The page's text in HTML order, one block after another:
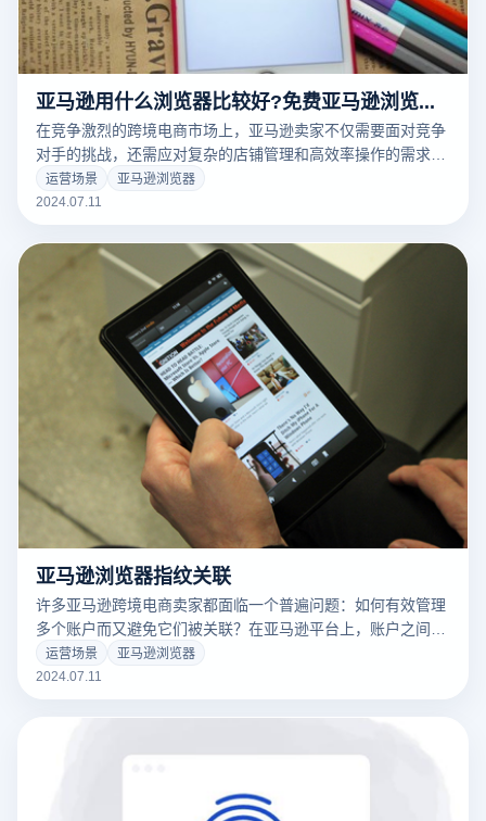
亚马逊用什么浏览器比较好?免费亚马逊浏览器推荐
在竞争激烈的跨境电商市场上，亚马逊卖家不仅需要面对竞争
对手的挑战，还需应对复杂的店铺管理和高效率操作的需求。
传统亚马逊浏览器常常无法满足多账户管理和网络稳定性的要
求，因此选择适合的浏览器显得尤为重要。
运营场景
亚马逊浏览器
2024.07.11
亚马逊浏览器指纹关联
许多亚马逊跨境电商卖家都面临一个普遍问题：如何有效管理
多个账户而又避免它们被关联？在亚马逊平台上，账户之间的
关联可能导致收入损失甚至账户永久封禁，因此保持每个账户
的独立性至关重要，使用亚马逊浏览器可以帮助实现多账号防
运营场景
亚马逊浏览器
2024.07.11